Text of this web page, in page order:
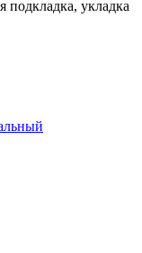
подкладка, укладка